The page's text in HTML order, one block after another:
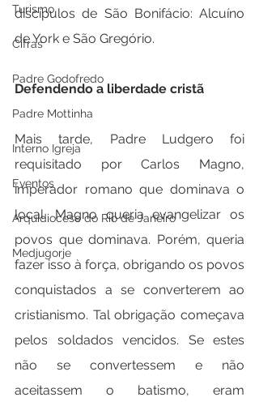
Turismo
Cifras
Padre Godofredo
Padre Mottinha
Interno Igreja
Eventos
Arquidiocese do Rio de Janeiro
Medjugorje
discípulos de São Bonifácio: Alcuíno
de York e São Gregório.
Defendendo a liberdade cristã
Mais tarde, Padre Ludgero foi
requisitado por Carlos Magno,
imperador romano que dominava o
local. Magno queria evangelizar os
povos que dominava. Porém, queria
fazer isso à força, obrigando os povos
conquistados a se converterem ao
cristianismo. Tal obrigação começava
pelos soldados vencidos. Se estes
não se convertessem e não
aceitassem o batismo, eram